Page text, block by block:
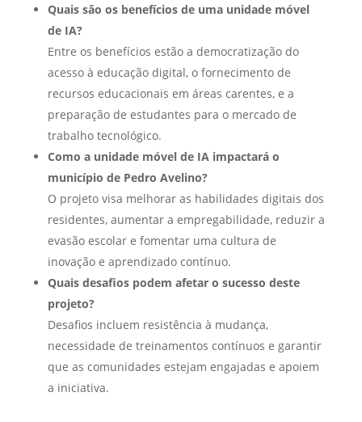
Quais são os benefícios de uma unidade móvel
de IA?
Entre os benefícios estão a democratização do
acesso à educação digital, o fornecimento de
recursos educacionais em áreas carentes, e a
preparação de estudantes para o mercado de
trabalho tecnológico.
Como a unidade móvel de IA impactará o
município de Pedro Avelino?
O projeto visa melhorar as habilidades digitais dos
residentes, aumentar a empregabilidade, reduzir a
evasão escolar e fomentar uma cultura de
inovação e aprendizado contínuo.
Quais desafios podem afetar o sucesso deste
projeto?
Desafios incluem resistência à mudança,
necessidade de treinamentos contínuos e garantir
que as comunidades estejam engajadas e apoiem
a iniciativa.